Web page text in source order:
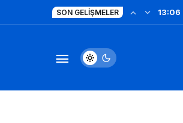
SON GELIŞMELER 13:06